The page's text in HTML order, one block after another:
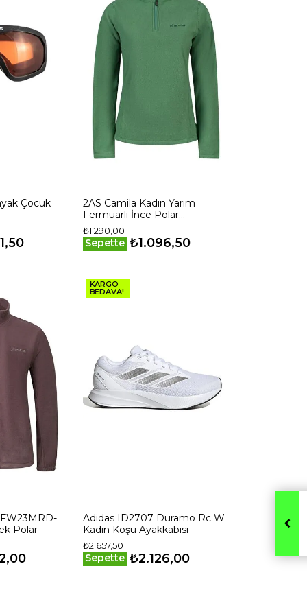
Çocuk
2AS Camila Kadın Yarım
Fermuarlı İnce Polar
Sweatshirt Yeşil
₺1.290,00
Sepette ₺1.096,50
Polar
KARGO
BEDAVA!
Adidas ID2707 Duramo Rc W
Kadın Koşu Ayakkabısı
₺2.657,50
Sepette ₺2.126,00